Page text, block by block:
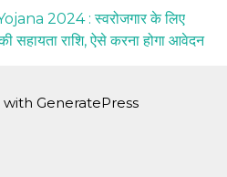
2024 : स्वरोजगार के लिए
सहायता राशि, ऐसे करना होगा आवेदन
with GeneratePress